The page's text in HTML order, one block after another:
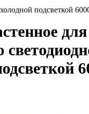
подсветкой